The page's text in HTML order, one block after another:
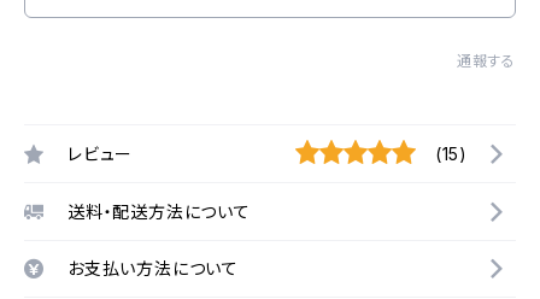
通報する
レビュー (15)
送料・配送方法について
お支払い方法について